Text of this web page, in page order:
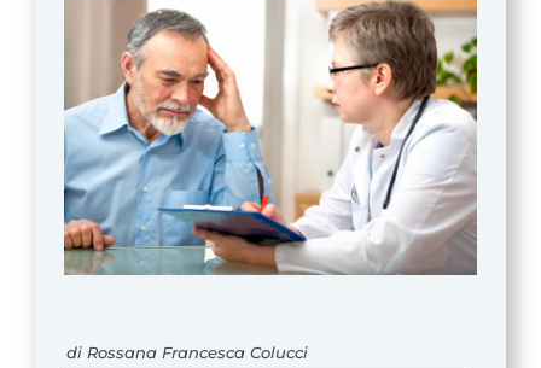
di Rossana Francesca Colucci